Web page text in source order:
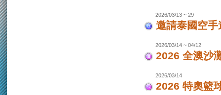
2026/03/13 ~ 29
邀請泰國空
2026/03/14 ~ 04/12
2026 全澳沙
2026/03/14
2026 特奧籃